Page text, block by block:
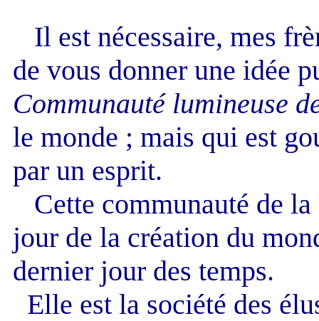
Il est nécessaire, mes
de vous donner une idée
Communauté lumineuse
le monde ; mais qui est
par un esprit.
Cette communauté de
jour de la création du
dernier jour des temps.
Elle est la société des